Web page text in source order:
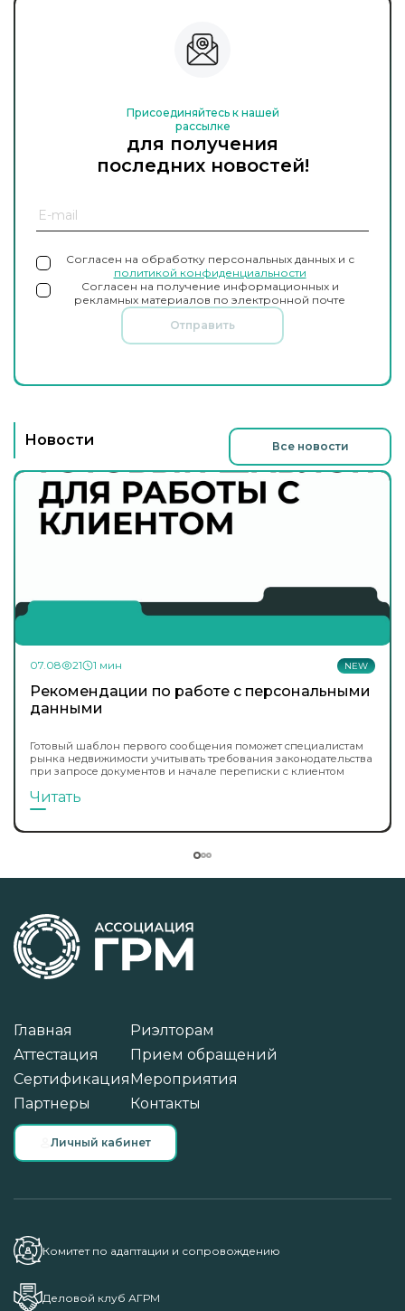
Присоединяйтесь к нашей
рассылке
для получения
последних новостей!
Согласен на обработку персональных данных и с
политикой конфиденциальности
Согласен на получение информационных и
рекламных материалов по электронной почте
Отправить
Новости Все новости
NEW
07.08 21 1 мин
Рекомендации по работе с персональными
данными
Готовый шаблон первого сообщения поможет специалистам
рынка недвижимости учитывать требования законодательства
при запросе документов и начале переписки с клиентом
Читать
Главная
Аттестация
Сертификация
Партнеры
Риэлторам
Прием обращений
Мероприятия
Контакты
Личный кабинет
Комитет по адаптации и сопровождению
Деловой клуб АГРМ